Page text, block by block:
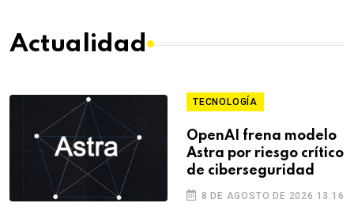
Actualidad
TECNOLOGÍA
OpenAI frena modelo
Astra por riesgo crítico
de ciberseguridad
8 DE AGOSTO DE 2026 13:16